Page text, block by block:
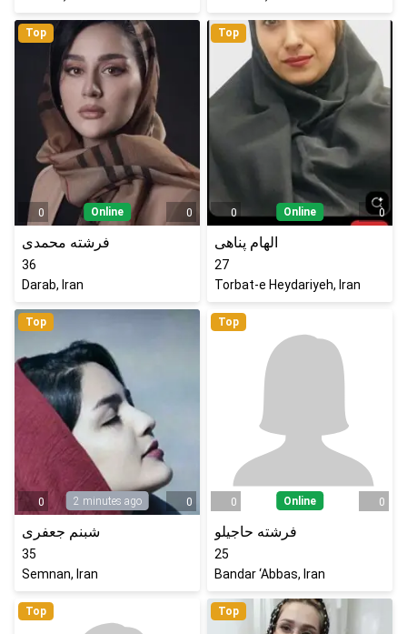
Top
0 Online 0
فرشته محمدی
36
Darab, Iran
Top
0 Online 0
الهام پناهی
27
Torbat-e Heydariyeh, Iran
Top
0 2 minutes ago 0
شبنم جعفری
35
Semnan, Iran
Top
0 Online 0
فرشته حاجیلو
25
Bandar ‘Abbas, Iran
Top Top